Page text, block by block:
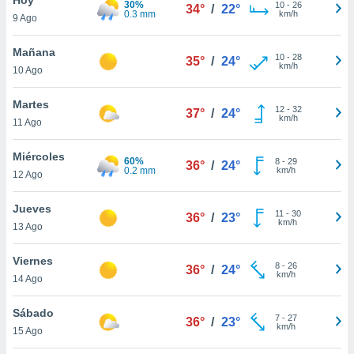
y
en
más
de
9 Ago
30%
0.3 mm
34° / 22° 10- 26
km/h
Mañana
10 Ago
35° / 24° 10- 28
km/h
Martes
11 Ago
37° / 24° 12- 32
km/h
Miércoles
12 Ago
60%
0.2 mm
36° / 24° 8- 29
km/h
Jueves
13 Ago
36° / 23° 11 - 30
km/h
Viernes
14 Ago
36° / 24° 8- 26
km/h
Sábado
15 Ago
36° / 23° 7- 27
km/h